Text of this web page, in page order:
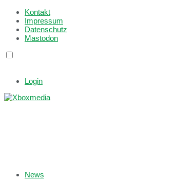
Kontakt
Impressum
Datenschutz
Mastodon
Login
News